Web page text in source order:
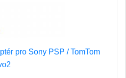
pro Sony PSP / TomTom